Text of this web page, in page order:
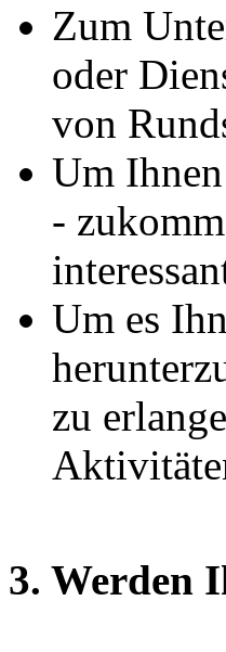
Zum
oder
von
Um
-
Um es
zu
3. Werden